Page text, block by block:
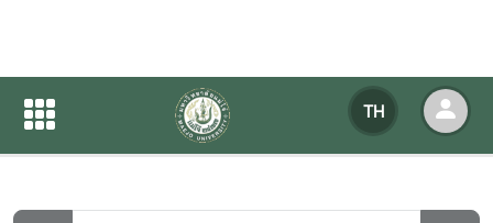
TH
ปฏิทินกิจกรรมของหน่วยงาน
ปฏิทินกิจกรรมของหน่วยงาน